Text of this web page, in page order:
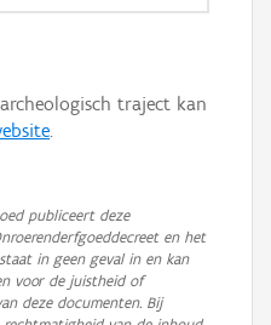
traject kan
.
publiceert deze
en het
in geen geval in en kan
voor de juistheid of
deze documenten. Bij